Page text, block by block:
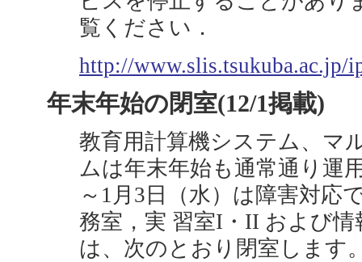
覧ください．
http://www.slis.tsukuba.ac.jp/
年末年始の閉室(12/1掲載)
教育用計算機システム、マ
ムは年末年始も通常通り運
～1月3日（水）は障害対応
務室，実 習室I・II および
は、次のとおり閉室します